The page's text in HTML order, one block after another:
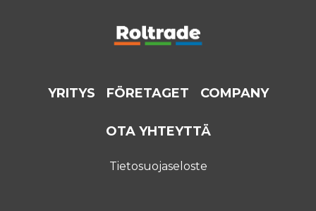
YRITYS FÖRETAGET COMPANY
OTA YHTEYTTÄ
Tietosuojaseloste